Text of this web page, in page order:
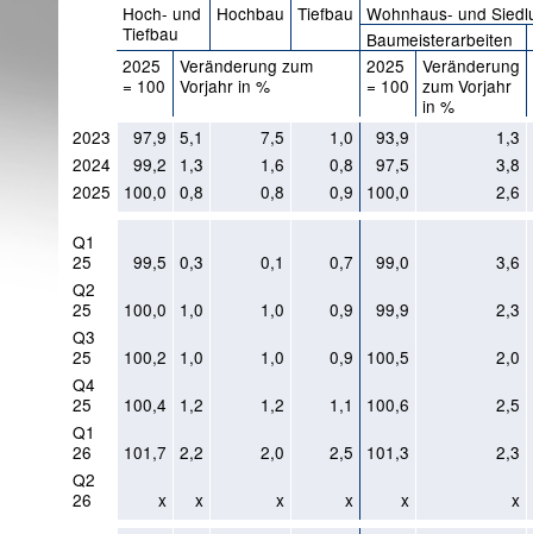
Hoch- und
Tiefbau
Hochbau Tiefbau Wohnhaus- und
Baumeisterarbeiten
2025
= 100
Veränderung zum
Vorjahr in %
2025
= 100
Veränderung
zum Vorjahr
in %
2023
97,9 5,1 7,5 1,0 93,9
1,3
2024
99,2 1,3 1,6 0,8 97,5
3,8
2025
100,0 0,8 0,8 0,9 100,0 2,6
Q1
25
99,5 0,3 0,1 0,7 99,0
3,6
Q2
25
100,0 1,0 1,0 0,9 99,9
2,3
Q3
25
100,2 1,0 1,0 0,9 100,5
2,0
Q4
25
100,4 1,2 1,2 1,1 100,6
2,5
Q1
26
101,7 2,2 2,0 2,5 101,3
2,3
Q2
26
x x x x x x